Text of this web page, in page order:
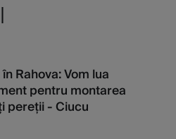
Rahova: Vom lua
pentru montarea
pereții - Ciucu